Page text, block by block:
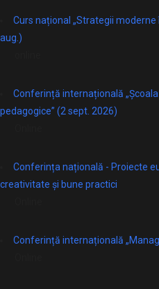
Curs național „Strategii
aug.)
Conferință internațională
pedagogice” (2 sept. 2026)
Conferința națională - Proiecte
creativitate și bune practici
Conferință internațională